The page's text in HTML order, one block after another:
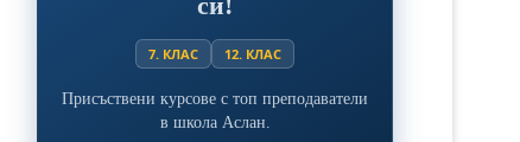
7. КЛАС 12. КЛАС
Присъствени курсове с топ преподаватели
в школа Аслан.